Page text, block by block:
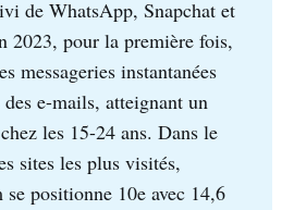
de WhatsApp, Snapchat et
2023, pour la première fois,
messageries instantanées
des e-mails, atteignant un
les 15-24 ans. Dans le
sites les plus visités,
positionne 10e avec 14,6